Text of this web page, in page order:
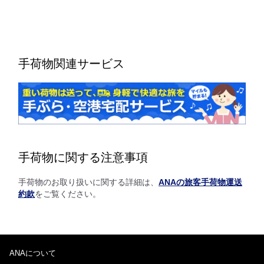
手荷物関連サービス
手荷物に関する注意事項
手荷物のお取り扱いに関する詳細は、 ANAの旅客手荷物運送
約款をご覧ください。
ANAについて